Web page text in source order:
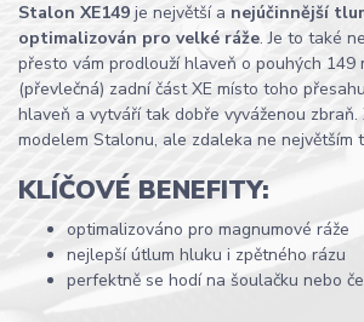
Stalon XE149 je největší a nejúčinnější
optimalizován pro velké ráže. Je to také
přesto vám prodlouží hlaveň o pouhých 149
(převlečná) zadní část XE místo toho
hlaveň a vytváří tak dobře vyváženou zbraň.
modelem Stalonu, ale zdaleka ne největším
KLÍČOVÉ BENEFITY:
optimalizováno pro magnumové ráže
nejlepší útlum hluku i zpětného rázu
perfektně se hodí na šoulačku nebo